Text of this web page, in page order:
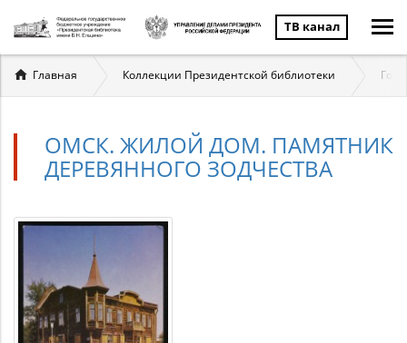
ТВ канал
Вы
здесь
Главная Коллекции Президентской библиотеки
ОМСК. ЖИЛОЙ ДОМ. ПАМЯТНИК
ДЕРЕВЯННОГО ЗОДЧЕСТВА